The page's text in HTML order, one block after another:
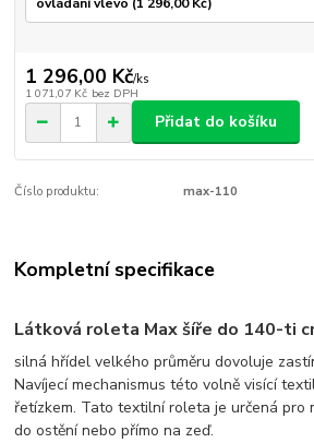
1 296,00 Kč/ks
1 071,07 Kč bez DPH
Přidat do košíku
Číslo produktu: max-110
Kompletní specifikace
Látková roleta Maxšíře do 140-ti
silná hřídel velkého průměru dovoluje
Navíjecí mechanismus této volně visící
řetízkem. Tato textilní roleta je určená pro
do ostění nebo přímo na zeď.